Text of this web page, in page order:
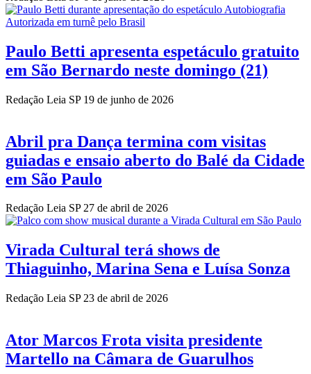
Paulo Betti apresenta espetáculo gratuito
em São Bernardo neste domingo (21)
Redação Leia SP 19 de junho de 2026
Abril pra Dança termina com visitas
guiadas e ensaio aberto do Balé da Cidade
em São Paulo
Redação Leia SP27 de abril de 2026
Virada Cultural terá shows de
Thiaguinho, Marina Sena e Luísa Sonza
Redação Leia SP 23 de abril de 2026
Ator Marcos Frota visita presidente
Martello na Câmara de Guarulhos